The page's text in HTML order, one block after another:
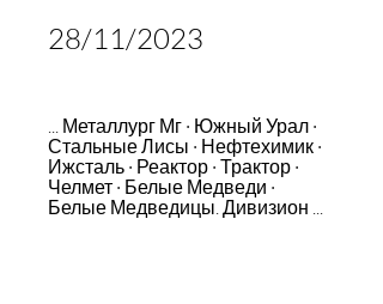
28/11/2023
... Металлург Мг · Южный Урал ·
Стальные Лисы · Нефтехимик ·
Ижсталь · Реактор · Трактор ·
Челмет · Белые Медведи ·
Белые Медведицы. Дивизион ...